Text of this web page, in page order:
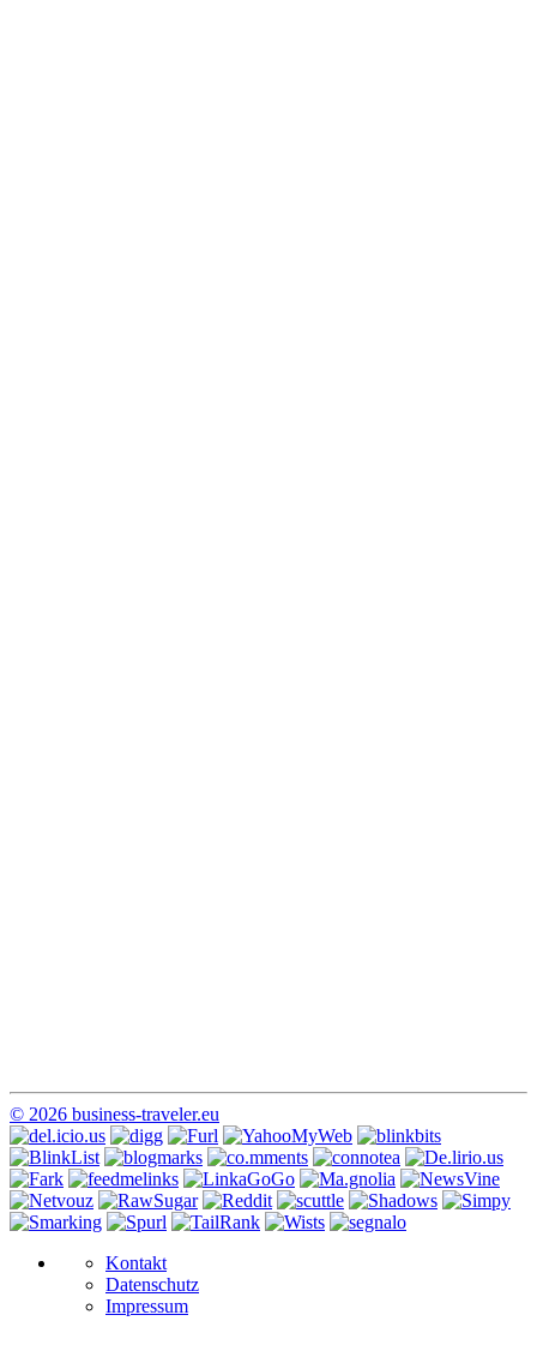
© 2026 business-traveler.eu
Kontakt
Datenschutz
Impressum